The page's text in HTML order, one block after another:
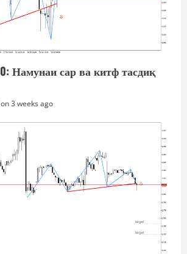
Намунаи сар ва китф тасдиқ
3 weeks ago